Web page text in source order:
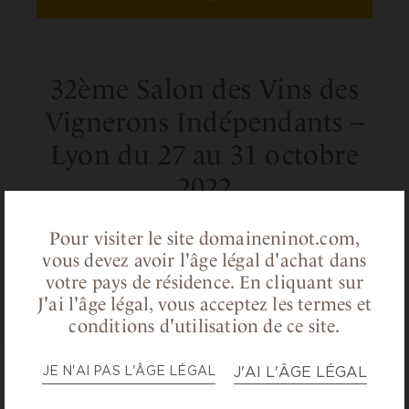
Pour visiter le site domaineninot.com,
vous devez avoir l'âge légal d'achat dans
votre pays de résidence. En cliquant sur
J'ai l'âge légal, vous acceptez les termes et
conditions d'utilisation de ce site.
JE N'AI PAS L'ÂGE LÉGAL J'AI L'ÂGE LÉGAL
32ème Salon des Vins des
Vignerons Indépendants –
Lyon du 27 au 31 octobre
2022
Vous souhaitez venir nous rendre visite sur
notre stand (A52) durant le salon ?
C’est facile, cliquez ici pour télécharger vos
invitations !
RETOUR AUX ACTUALITÉS